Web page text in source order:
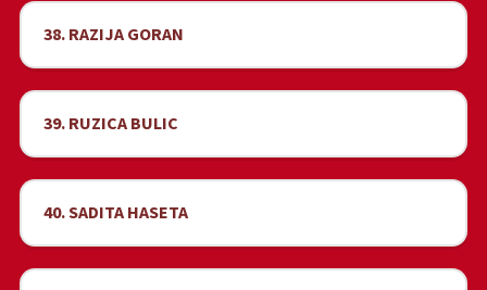
38. RAZIJA GORAN
39. RUZICA BULIC
40. SADITA HASETA